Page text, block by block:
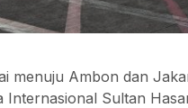
menuju Ambon dan
Internasional Sultan